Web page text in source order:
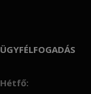
ÜGYFÉLFOGADÁS
Hétfő: